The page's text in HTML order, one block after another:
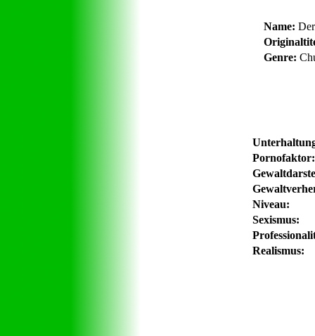
Name:
Genre:
Pornofaktor:
Niveau:
Sexismus:
Realismus: